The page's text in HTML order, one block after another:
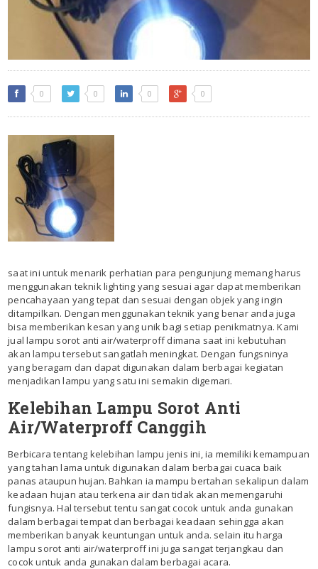
0 0 0 0
saat ini untuk menarik perhatian para pengunjung memang harus
menggunakan teknik lighting yang sesuai agar dapat memberikan
pencahayaan yang tepat dan sesuai dengan objek yang ingin
ditampilkan. Dengan menggunakan teknik yang benar anda juga
bisa memberikan kesan yang unik bagi setiap penikmatnya. Kami
jual lampu sorot anti air/waterproff dimana saat ini kebutuhan
akan lampu tersebut sangatlah meningkat. Dengan fungsninya
yang beragam dan dapat digunakan dalam berbagai kegiatan
menjadikan lampu yang satu ini semakin digemari.
Kelebihan Lampu Sorot Anti
Air/Waterproff Canggih
Berbicara tentang kelebihan lampu jenis ini, ia memiliki kemampuan
yang tahan lama untuk digunakan dalam berbagai cuaca baik
panas ataupun hujan. Bahkan ia mampu bertahan sekalipun dalam
keadaan hujan atau terkena air dan tidak akan memengaruhi
fungisnya. Hal tersebut tentu sangat cocok untuk anda gunakan
dalam berbagai tempat dan berbagai keadaan sehingga akan
memberikan banyak keuntungan untuk anda. selain itu harga
lampu sorot anti air/waterproff ini juga sangat terjangkau dan
cocok untuk anda gunakan dalam berbagai acara.